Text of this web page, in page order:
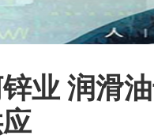
业 润滑